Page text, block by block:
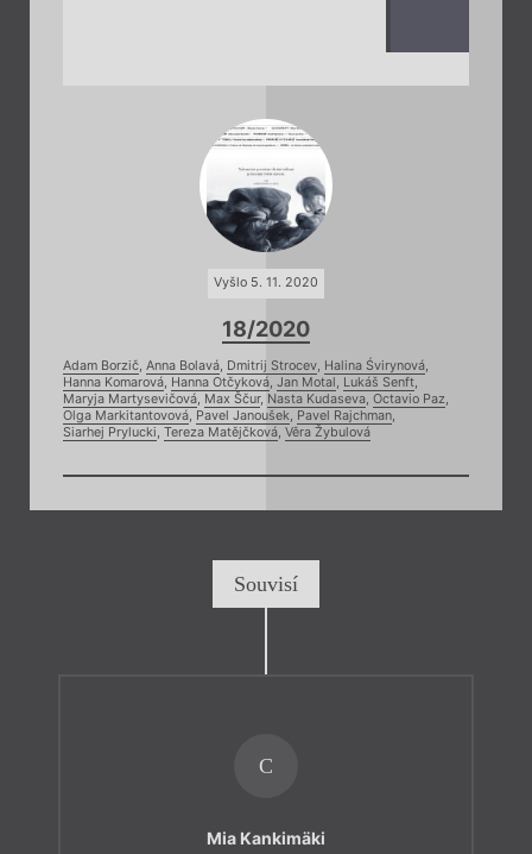
Vyšlo 5. 11. 2020
18/2020
Adam Borzič, Anna Bolavá, Dmitrij Strocev, Halina Śvirynová,
Hanna Komarová, Hanna Otčyková, Jan Motal, Lukáš Senft,
Maryja Martysevičová, Max Ščur, Nasta Kudaseva, Octavio Paz,
Olga Markitantovová, Pavel Janoušek, Pavel Rajchman,
Siarhej Prylucki, Tereza Matějčková, Věra Žybulová
Souvisí
C
Mia Kankimäki